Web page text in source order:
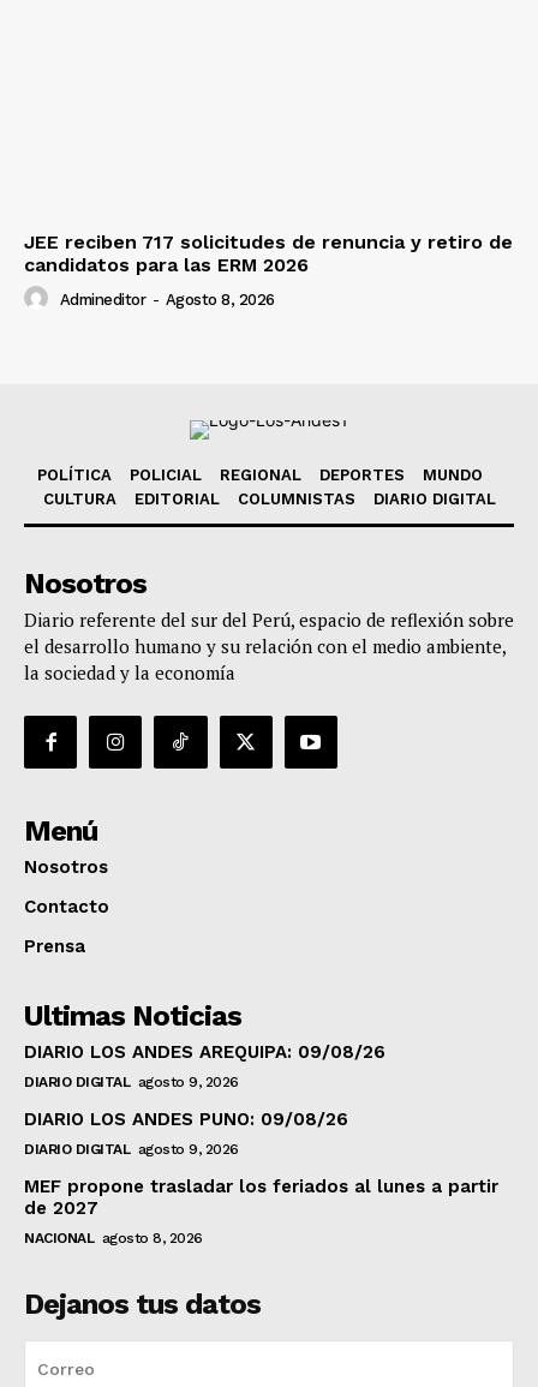
JEE reciben 717 solicitudes de renuncia y retiro de
candidatos para las ERM 2026
Admineditor - Agosto 8, 2026
POLÍTICA POLICIAL REGIONAL DEPORTES
MUNDO
CULTURA
EDITORIAL COLUMNISTAS DIARIO DIGITAL
Nosotros
Diario referente del sur del Perú, espacio de reflexión sobre
el desarrollo humano y su relación con el medio ambiente,
la sociedad y la economía
Menú
Nosotros
Contacto
Prensa
Ultimas Noticias
DIARIO LOS ANDES AREQUIPA: 09/08/26
DIARIO DIGITAL agosto 9, 2026
DIARIO LOS ANDES PUNO: 09/08/26
DIARIO DIGITAL agosto 9, 2026
MEF propone trasladar los feriados al lunes a partir
de 2027
NACIONAL agosto 8, 2026
Dejanos tus datos